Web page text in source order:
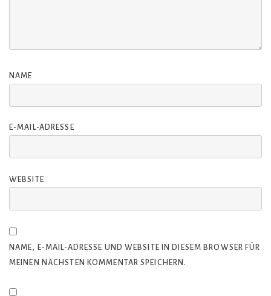
NAME
E-MAIL-ADRESSE
WEBSITE
NAME, E-MAIL-ADRESSE UND WEBSITE IN DIESEM BROWSER FÜR
MEINEN NÄCHSTEN KOMMENTAR SPEICHERN.